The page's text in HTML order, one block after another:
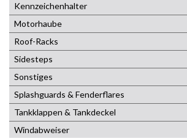
Kennzeichenhalter
Motorhaube
Roof-Racks
Sidesteps
Sonstiges
Splashguards & Fenderflares
Tankklappen & Tankdeckel
Windabweiser